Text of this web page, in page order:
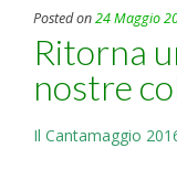
Posted on24 Maggio
Ritorna
nostre
Il Cantamaggio